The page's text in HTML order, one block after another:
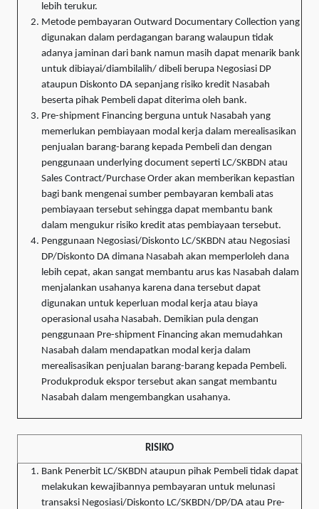
lebih terukur.
Metode pembayaran Outward Documentary Collection yang
digunakan dalam perdagangan barang walaupun tidak
adanya jaminan dari bank namun masih dapat menarik bank
untuk dibiayai/diambilalih/ dibeli berupa Negosiasi DP
ataupun Diskonto DA sepanjang risiko kredit Nasabah
beserta pihak Pembeli dapat diterima oleh bank.
Pre-shipment Financing berguna untuk Nasabah yang
memerlukan pembiayaan modal kerja dalam merealisasikan
penjualan barang-barang kepada Pembeli dan dengan
penggunaan underlying document seperti LC/SKBDN atau
Sales Contract/Purchase Order akan memberikan kepastian
bagi bank mengenai sumber pembayaran kembali atas
pembiayaan tersebut sehingga dapat membantu bank
dalam mengukur risiko kredit atas pembiayaan tersebut.
Penggunaan Negosiasi/Diskonto LC/SKBDN atau Negosiasi
DP/Diskonto DA dimana Nasabah akan memperloleh dana
lebih cepat, akan sangat membantu arus kas Nasabah dalam
menjalankan usahanya karena dana tersebut dapat
digunakan untuk keperluan modal kerja atau biaya
operasional usaha Nasabah. Demikian pula dengan
penggunaan Pre-shipment Financing akan memudahkan
Nasabah dalam mendapatkan modal kerja dalam
merealisasikan penjualan barang-barang kepada Pembeli.
Produkproduk ekspor tersebut akan sangat membantu
Nasabah dalam mengembangkan usahanya.
RISIKO
Bank Penerbit LC/SKBDN ataupun pihak Pembeli tidak dapat
melakukan kewajibannya pembayaran untuk melunasi
transaksi Negosiasi/Diskonto LC/SKBDN/DP/DA atau Pre-